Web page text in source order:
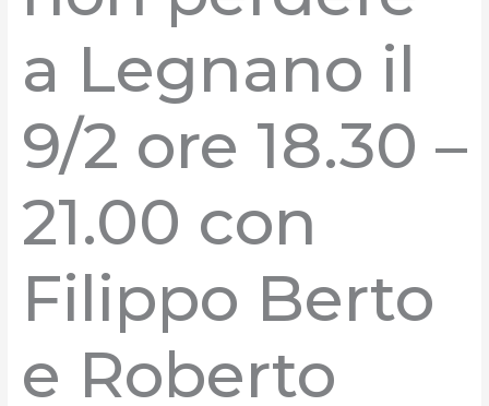
a Legnano il
9/2 ore 18.30 –
21.00 con
Filippo Berto
e Roberto